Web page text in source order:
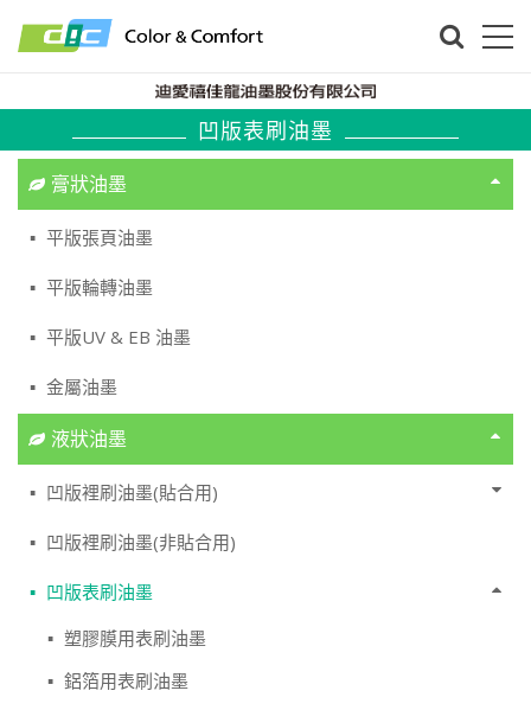
凹版表刷油墨
膏狀油墨
平版張頁油墨
平版輪轉油墨
平版UV & EB 油墨
金屬油墨
液狀油墨
凹版裡刷油墨(貼合用)
凹版裡刷油墨(非貼合用)
凹版表刷油墨
塑膠膜用表刷油墨
鋁箔用表刷油墨